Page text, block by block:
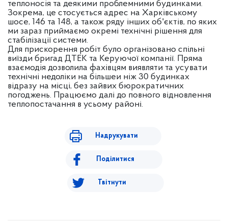
теплоносія та деякими проблемними будинками.
Зокрема, це стосується адрес на Харківському
шосе, 146 та 148, а також ряду інших об'єктів, по яких
ми зараз приймаємо окремі технічні рішення для
стабілізації системи.
Для прискорення робіт було організовано спільні
виїзди бригад ДТЕК та Керуючої компанії. Пряма
взаємодія дозволила фахівцям виявляти та усувати
технічні недоліки на більшеи ніж 30 будинках
відразу на місці, без зайвих бюрократичних
погоджень. Працюємо далі до повного відновлення
теплопостачання в усьому районі.
Надрукувати
Поділитися
Твітнути